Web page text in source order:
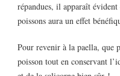
répandues, il apparaît
poissons aura un effet
Pour revenir à la paella, que
poisson tout en conservant